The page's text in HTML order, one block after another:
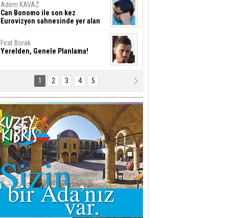
Adem KAVAZ
Can Bonomo ile son kez
Eurovizyon sahnesinde yer alan
Türkiye 10 yıl aradan sonra
Fırat Borak
Yerelden, Genele Planlama!
Erkut YILMABAŞAR
Bayrak tartışmaları ve ihalesiz
işler!
Arif Alasya
2015 SONRASI VE AKINCI.
Fatma Baysal
SURLAR İÇİ’NDE KOLAYDIR ÖLMEK
Ediz TUNCEL
Göz göre göre…
1 2 3 4 5